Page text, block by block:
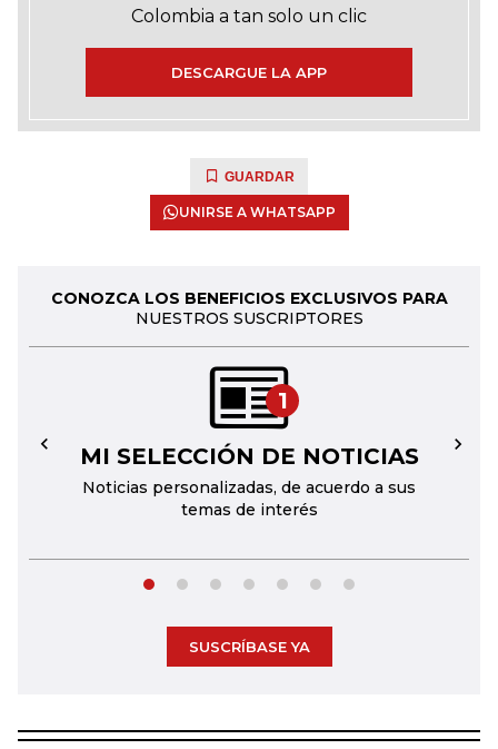
Colombia a tan solo un clic
DESCARGUE LA APP
GUARDAR
UNIRSE A WHATSAPP
CONOZCA LOS BENEFICIOS EXCLUSIVOS PARA
NUESTROS SUSCRIPTORES
1
MI SELECCIÓN DE NOTICIAS
Noticias personalizadas, de acuerdo a sus
temas de interés
← →
SUSCRÍBASE YA